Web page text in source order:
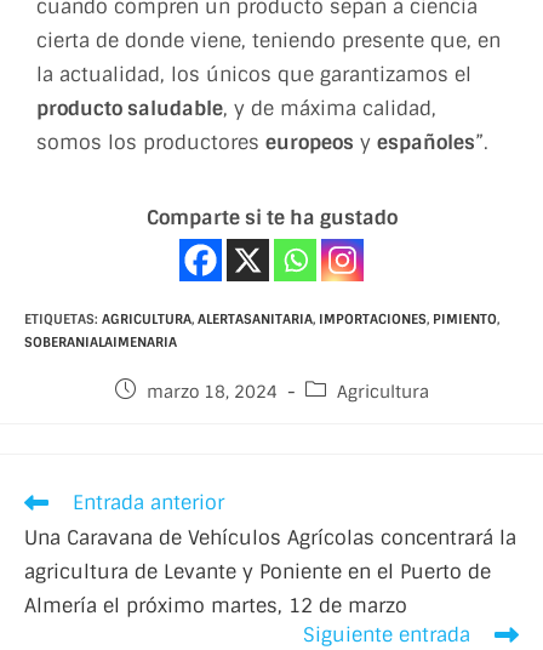
cuando compren un producto sepan a ciencia
cierta de donde viene, teniendo presente que, en
la actualidad, los únicos que garantizamos el
producto saludable, y de máxima calidad,
somos los productores europeos y españoles”.
Comparte si te ha gustado
ETIQUETAS: AGRICULTURA, ALERTASANITARIA, IMPORTACIONES, PIMIENTO,
SOBERANIALAIMENARIA
marzo 18, 2024 Agricultura
Entrada anterior
Una Caravana de Vehículos Agrícolas concentrará la
agricultura de Levante y Poniente en el Puerto de
Almería el próximo martes, 12 de marzo
Siguiente entrada